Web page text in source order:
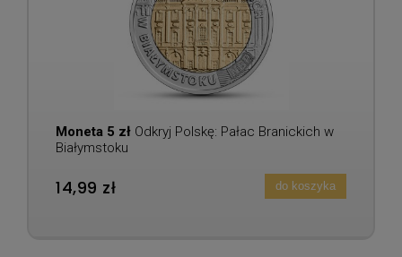
Moneta 5 zł Odkryj Polskę: Pałac Branickich w
Białymstoku
14,99 zł do koszyka